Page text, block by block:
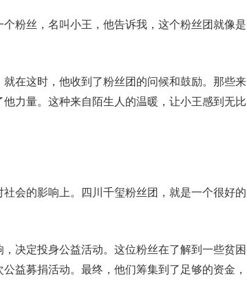
粉丝，名叫小王，他告诉我，这个粉丝团就像是
在这时，他收到了粉丝团的问候和鼓励。那些来
力量。这种来自陌生人的温暖，让小王感到无比
会的影响上。四川千玺粉丝团，就是一个很好的
决定投身公益活动。这位粉丝在了解到一些贫困
益募捐活动。最终，他们筹集到了足够的资金，